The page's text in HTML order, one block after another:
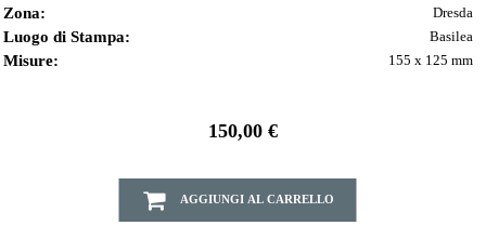
Zona: Dresda
Luogo di Stampa: Basilea
Misure: 155 x 125 mm
150,00 €
AGGIUNGI AL CARRELLO